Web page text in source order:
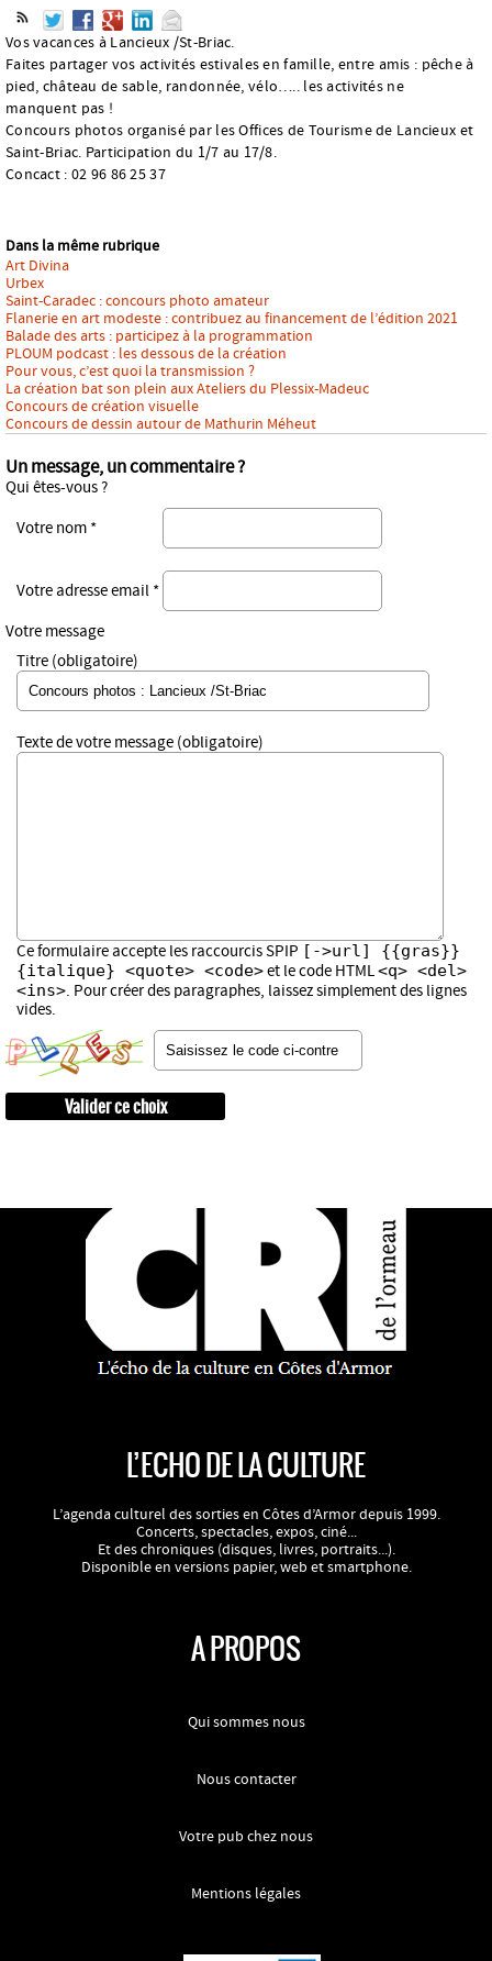
Vos vacances à Lancieux /St-Briac.
Faites partager vos activités estivales en famille, entre amis : pêche à
pied, château de sable, randonnée, vélo….. les activités ne
manquent pas !
Concours photos organisé par les Offices de Tourisme de Lancieux et
Saint-Briac. Participation du 1/7 au 17/8.
Concact : 02 96 86 25 37
Dans la même rubrique
Art Divina
Urbex
Saint-Caradec : concours photo amateur
Flanerie en art modeste : contribuez au financement de l’édition 2021
Balade des arts : participez à la programmation
PLOUM podcast : les dessous de la création
Pour vous, c’est quoi la transmission ?
La création bat son plein aux Ateliers du Plessix-Madeuc
Concours de création visuelle
Concours de dessin autour de Mathurin Méheut
Un message, un commentaire ?
Qui êtes-vous ?
Votre nom *
Votre adresse email *
Votre message
Titre (obligatoire)
Texte de votre message (obligatoire)
Ce formulaire accepte les raccourcis SPIP [->url] {{gras}}
{italique} <quote> <code>et le code HTML<q> <del>
<ins>. Pour créer des paragraphes, laissez simplement des lignes
vides.
L’ECHO DE LA CULTURE
L’agenda culturel des sorties en Côtes d’Armor depuis 1999.
Concerts, spectacles, expos, ciné...
Et des chroniques (disques, livres, portraits...).
Disponible en versions papier, web et smartphone.
A PROPOS
Qui sommes nous
Nous contacter
Votre pub chez nous
Mentions légales